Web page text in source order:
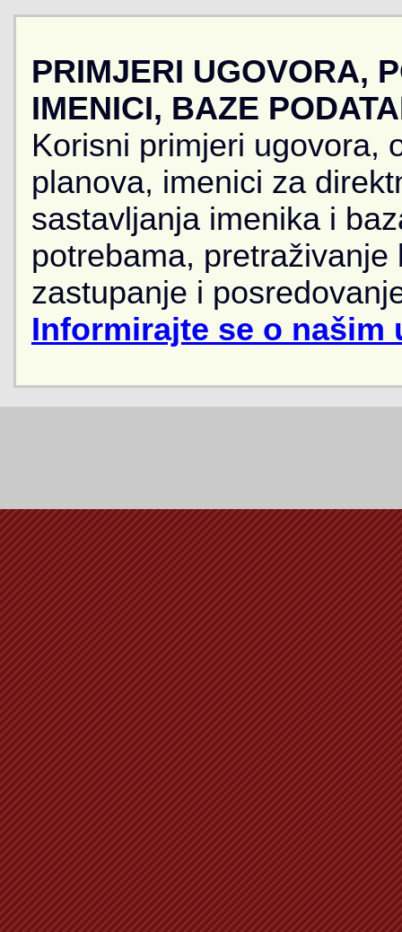
PRIMJERI UGOVORA,
IMENICI, BAZE
Korisni primjeri ugovora,
planova, imenici za
sastavljanja imenika i
potrebama,
zastupanje i
Informirajte se o našim